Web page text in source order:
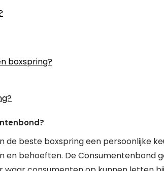
boxspring?
beste boxspring een persoonlijke
en behoeften. De Consumentenbond